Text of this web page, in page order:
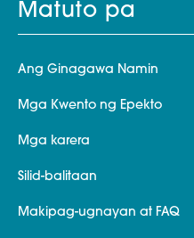
Matuto pa
Ang Ginagawa Namin
Mga Kwento ng Epekto
Mga karera
Silid-balitaan
Makipag-ugnayan at FAQ